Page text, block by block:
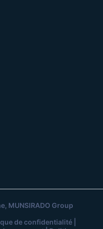
, MUNSIRADO Group
de confidentialité|